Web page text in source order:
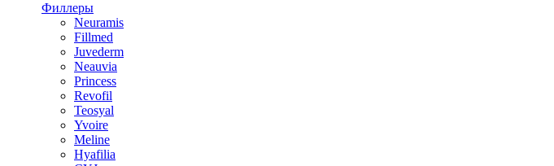
Филлеры
Neuramis
Fillmed
Juvederm
Neauvia
Princess
Revofil
Teosyal
Yvoire
Meline
Hyafilia